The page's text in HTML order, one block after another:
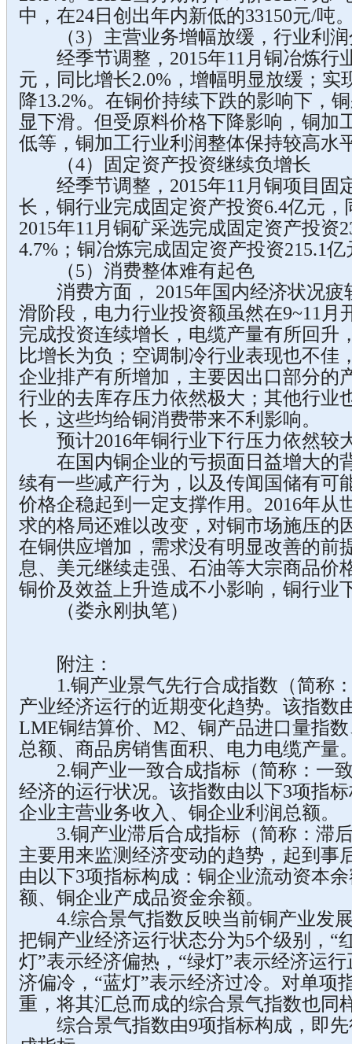
中，在24日创出年内新低的33150元/吨
（3）主营业务增幅放缓，行业利润
经季节调整，2015年11月铜冶炼行
元，同比增长2.0%，增幅明显放缓；实
降13.2%。在铜价持续下跌的影响下，
显下滑。但受原料价格下降影响，铜加
低等，铜加工行业利润整体保持较高水
（4）固定资产投资继续负增长
经季节调整，2015年11月铜项目固
长，铜行业完成固定资产投资6.4亿元，
2015年11月铜矿采选完成固定资产投资
4.7%；铜冶炼完成固定资产投资215.1
（5）消费整体难有起色
消费方面， 2015年国内经济状况疲
滑阶段，电力行业投资额虽然在9~11月
完成投资连续增长，电缆产量有所回升
比增长为负；空调制冷行业表现也不佳
企业排产有所增加，主要因出口部分的
行业的去库存压力依然极大；其他行业
长，这些均给铜消费带来不利影响。
预计2016年铜行业下行压力依然较
在国内铜企业的亏损面日益增大的
续有一些减产行为，以及传闻国储有可
价格企稳起到一定支撑作用。2016年从
求的格局还难以改变，对铜市场施压的
在铜供应增加，需求没有明显改善的前
息、美元继续走强、石油等大宗商品价
铜价及效益上升造成不小影响，铜行业
（娄永刚执笔）
附注：
1.铜产业景气先行合成指数（简称：
产业经济运行的近期变化趋势。该指数
LME铜结算价、M2、铜产品进口量指
总额、商品房销售面积、电力电缆产量
2.铜产业一致合成指标（简称：一致
经济的运行状况。该指数由以下3项指
企业主营业务收入、铜企业利润总额。
3.铜产业滞后合成指标（简称：滞后
主要用来监测经济变动的趋势，起到事
由以下3项指标构成：铜企业流动资本
额、铜企业产成品资金余额。
4.综合景气指数反映当前铜产业发展
把铜产业经济运行状态分为5个级别，“
灯”表示经济偏热，“绿灯”表示经济运
济偏冷，“蓝灯”表示经济过冷。对单项
重，将其汇总而成的综合景气指数也同
综合景气指数由9项指标构成，即先